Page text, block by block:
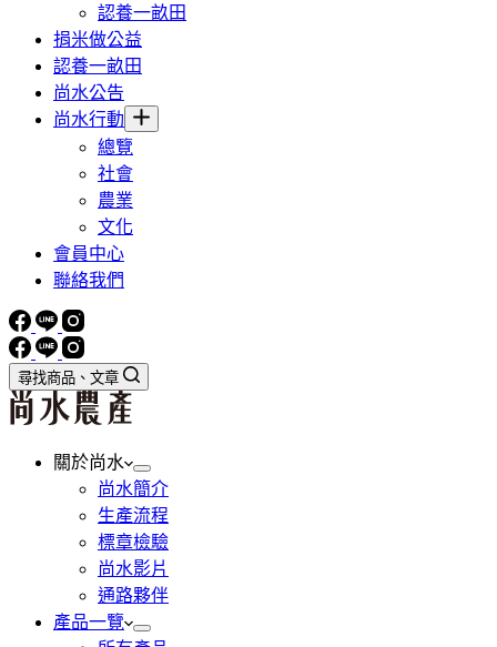
認養一畝田
捐米做公益
認養一畝田
尚水公告
尚水行動
總覽
社會
農業
文化
會員中心
聯絡我們
尋找商品、文章
關於尚水
尚水簡介
生產流程
標章檢驗
尚水影片
通路夥伴
產品一覽